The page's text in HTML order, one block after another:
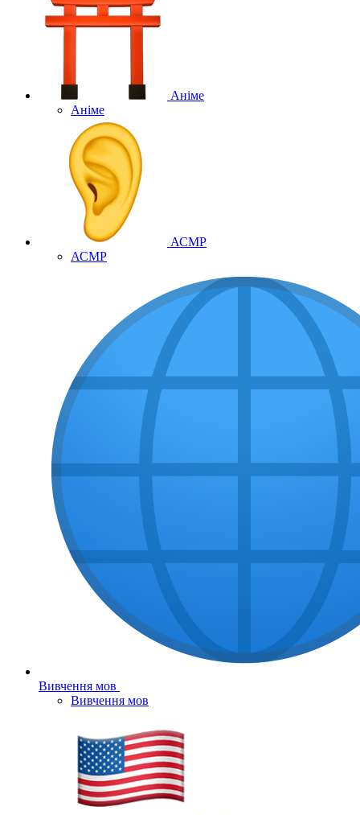
Аніме
Аніме
АСМР
АСМР
Вивчення мов
Вивчення мов